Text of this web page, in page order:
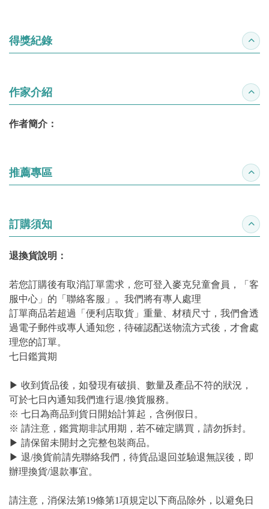
得獎紀錄 收合
作家介紹 收合
作者簡介：
推薦專區 收合
訂購須知 收合
退換貨說明：
若您訂購後有取消訂單需求，您可登入麥克兒童會員，「客
服中心」的「聯絡客服」。我們將有專人處理
訂單商品若超過「便利店取貨」重量、材積尺寸，我們會透
過電子郵件或專人通知您，待確認配送物流方式後，才會處
理您的訂單。
七日鑑賞期
▶ 收到貨品後，如發現有破損、數量及產品不符的狀況，
可於七日內通知我們進行退/換貨服務。
※ 七日為商品到貨日開始計算起，含例假日。
※ 請注意，鑑賞期非試用期，若不確定購買，請勿拆封。
▶ 請保留未開封之完整包裝商品。
▶ 退/換貨前請先聯絡我們，待貨品退回並驗退無誤後，即
辦理換貨/退款事宜。
請注意，消保法第19條第1項規定以下商品除外，以避免日